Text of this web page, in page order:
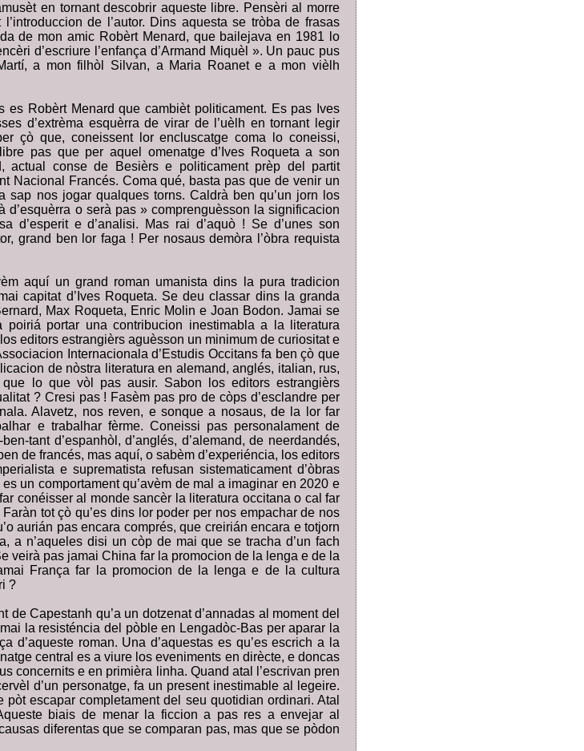
en tornant descobrir aqueste libre. Pensèri al morre
de l’autor. Dins aquesta se tròba de frasas
de mon amic Robèrt Menard, que bailejava en 1981 lo
d’escriure l’enfança d’Armand Miquèl ». Un pauc pus
a mon filhòl Silvan, a Maria Roanet e a mon vièlh
es Robèrt Menard que cambièt politicament. Es pas Ives
d’extrèma esquèrra de virar de l’uèlh en tornant legir
çò que, coneissent lor encluscatge coma lo coneissi,
pas que per aquel omenatge d’Ives Roqueta a son
actual conse de Besièrs e politicament prèp del partit
Nacional Francés. Coma qué, basta pas que de venir un
sap nos jogar qualques torns. Caldrà ben qu’un jorn los
d’esquèrra o serà pas » comprenguèsson la significacion
d’esperit e d’analisi. Mas rai d’aquò ! Se d’unes son
grand ben lor faga ! Per nosaus demòra l’òbra requista
aquí un grand roman umanista dins la pura tradicion
capitat d’Ives Roqueta. Se deu classar dins la granda
Max Roqueta, Enric Molin e Joan Bodon. Jamai se
portar una contribucion inestimabla a la literatura
editors estrangièrs aguèsson un minimum de curiositat e
Internacionala d’Estudis Occitans fa ben çò que
de nòstra literatura en alemand, anglés, italian, rus,
lo que vòl pas ausir. Sabon los editors estrangièrs
? Cresi pas ! Fasèm pas pro de còps d’esclandre per
Alavetz, nos reven, e sonque a nosaus, de la lor far
e trabalhar fèrme. Coneissi pas personalament de
tant d’espanhòl, d’anglés, d’alemand, de neerdandés,
de francés, mas aquí, o sabèm d’experiéncia, los editors
e suprematista refusan sistematicament d’òbras
un comportament qu’avèm de mal a imaginar en 2020 e
conéisser al monde sancèr la literatura occitana o cal far
tot çò qu’es dins lor poder per nos empachar de nos
aurián pas encara comprés, que creirián encara e totjorn
a n’aqueles disi un còp de mai que se tracha d’un fach
veirà pas jamai China far la promocion de la lenga e de la
França far la promocion de la lenga e de la cultura
?
de Capestanh qu’a un dotzenat d’annadas al moment del
la resisténcia del pòble en Lengadòc-Bas per aparar la
d’aqueste roman. Una d’aquestas es qu’es escrich a la
central es a viure los eveniments en dirècte, e doncas
concernits e en primièra linha. Quand atal l’escrivan pren
d’un personatge, fa un present inestimable al legeire.
escapar completament del seu quotidian ordinari. Atal
biais de menar la ficcion a pas res a envejar al
diferentas que se comparan pas, mas que se pòdon